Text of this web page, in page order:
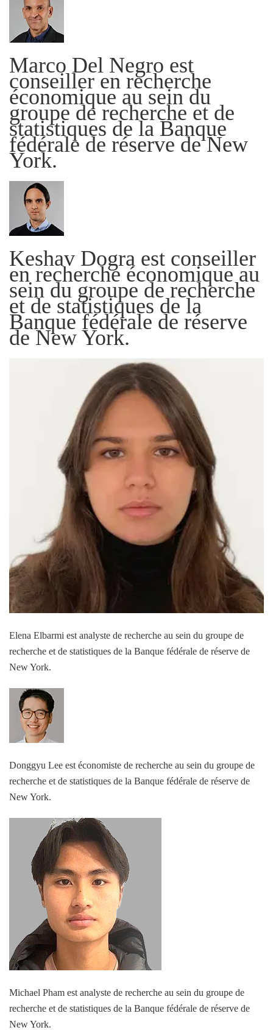
Marco Del Negro est
conseiller en recherche
économique au sein du
groupe de recherche et de
statistiques de la Banque
fédérale de réserve de New
York.
Keshav Dogra est conseiller
en recherche économique au
sein du groupe de recherche
et de statistiques de la
Banque fédérale de réserve
de New York.
Elena Elbarmi est analyste de recherche au sein du groupe de
recherche et de statistiques de la Banque fédérale de réserve de
New York.
Donggyu Lee est économiste de recherche au sein du groupe de
recherche et de statistiques de la Banque fédérale de réserve de
New York.
Michael Pham est analyste de recherche au sein du groupe de
recherche et de statistiques de la Banque fédérale de réserve de
New York.